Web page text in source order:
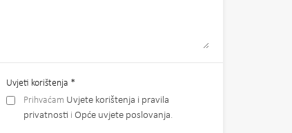
Uvjeti korištenja *
Prihvaćam Uvjete korištenja i pravila
privatnosti i Opće uvjete poslovanja.